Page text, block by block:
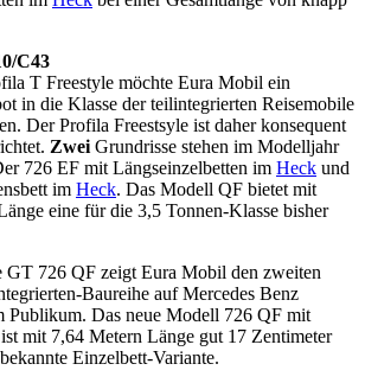
C43
T Freestyle möchte Eura Mobil ein
in die Klasse der teilintegrierten Reisemobile
Der Profila Freestsyle ist daher konsequent
Zwei Grundrisse stehen im Modelljahr
726 EF mit Längseinzelbetten im Heck und
im Heck. Das Modell QF bietet mit
eine für die 3,5 Tonnen-Klasse bisher
726 QF zeigt Eura Mobil den zweiten
Baureihe auf Mercedes Benz
Publikum. Das neue Modell 726 QF mit
ist mit 7,64 Metern Länge gut 17 Zentimeter
Einzelbett-Variante.